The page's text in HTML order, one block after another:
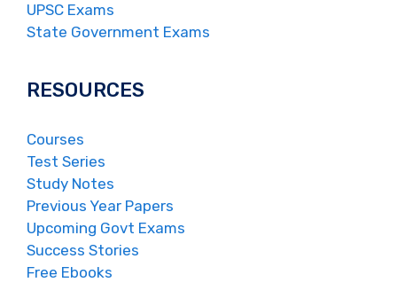
UPSC Exams
State Government Exams
RESOURCES
Courses
Test Series
Study Notes
Previous Year Papers
Upcoming Govt Exams
Success Stories
Free Ebooks